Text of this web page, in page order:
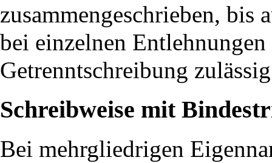
zusammengeschrieben, bis
bei einzelnen Entlehnungen
Getrenntschreibung
Schreibweise mit
Bei mehrgliedrigen